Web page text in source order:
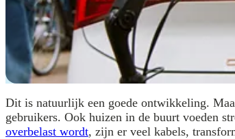
Dit is natuurlijk een goede ontwikkeling.
gebruikers. Ook huizen in de buurt voeden
overbelast wordt, zijn er veel kabels,